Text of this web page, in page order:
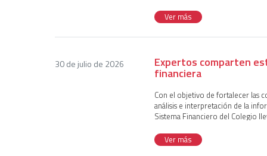
presentado por la comisión T. SE
integrantes Georgina Galicia
Edgar Cruz Cruz.Para
para orientar en el
amplió su alcance a la
herramienta clave para la gestión
basado en riesgos que consolida
preservar la continuidad de un
gestión de riesgos.Durante su
interna basada en riesgos tiene
de riesgos y planeación,
la gestión de incidencias. Al
Ver más
30 de julio de 2026 Expertos comparten
financiera
Con el objetivo de fortalecer las
análisis e interpretación de la
Sistema Financiero del Colegio
Tomás Francisco Palacio
coordinación del evento estuvo a
Ver más